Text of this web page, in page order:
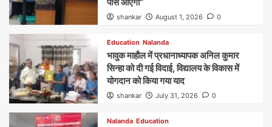
shankar August 1, 2026 0
Education Nalanda
भावुक माहौल में प्रधानाध्यापक अनिल कुमार
सिन्हा को दी गई विदाई, विद्यालय के विकास में
योगदान को किया गया याद
shankar July 31, 2026 0
Nalanda Education